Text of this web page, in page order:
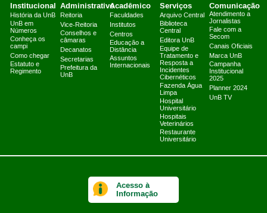
Institucional
História da UnB
UnB em
Números
Conheça os
campi
Como chegar
Estatuto e
Regimento
Administrativo
Reitoria
Vice-Reitoria
Conselhos e
câmaras
Decanatos
Secretarias
Prefeitura da
UnB
Acadêmico
Faculdades
Institutos
Centros
Educação a
Distância
Assuntos
Internacionais
Serviços
Arquivo Central
Biblioteca
Central
Editora UnB
Equipe de
Tratamento e
Resposta a
Incidentes
Cibernéticos
Fazenda Água
Limpa
Hospital
Universitário
Hospitais
Veterinários
Restaurante
Universitário
Comunicação
Atendimento a
Jornalistas
Fale com a
Secom
Canais Oficiais
Marca UnB
Campanha
Institucional
2025
Planner 2024
UnB TV
Acesso à
Informação